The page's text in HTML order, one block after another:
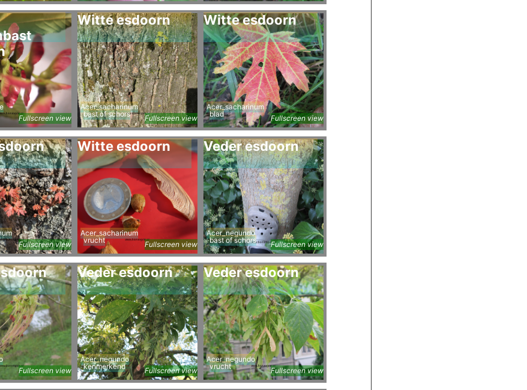
Fullscreen view
Witte esdoorn
Acer_sacharinum
bast of schors
Fullscreen view
Witte esdoorn
Acer_sacharinum
blad
Fullscreen view
Fullscreen view
Witte esdoorn
Acer_sacharinum
vrucht
Fullscreen view
Veder esdoorn
Acer_negundo
bast of schors
Fullscreen view
Fullscreen view
Veder esdoorn
Acer_negundo
kenmerkend
Fullscreen view
Veder esdoorn
Acer_negundo
vrucht
Fullscreen view